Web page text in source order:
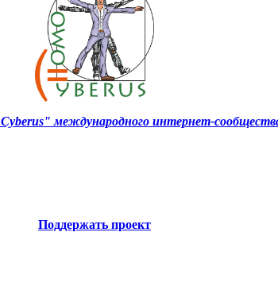
международного интернет-
Поддержать проект